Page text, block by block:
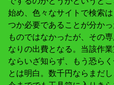
始め、色々なサイトで検索
つか必要であることが分か
ものではなかったが、その
なりの出費となる。当該作
ならいざ知らず、もう恐ら
とは明白。数千円ならまだ